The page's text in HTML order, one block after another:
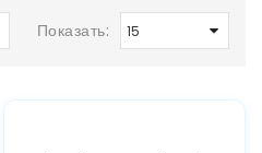
Показать: